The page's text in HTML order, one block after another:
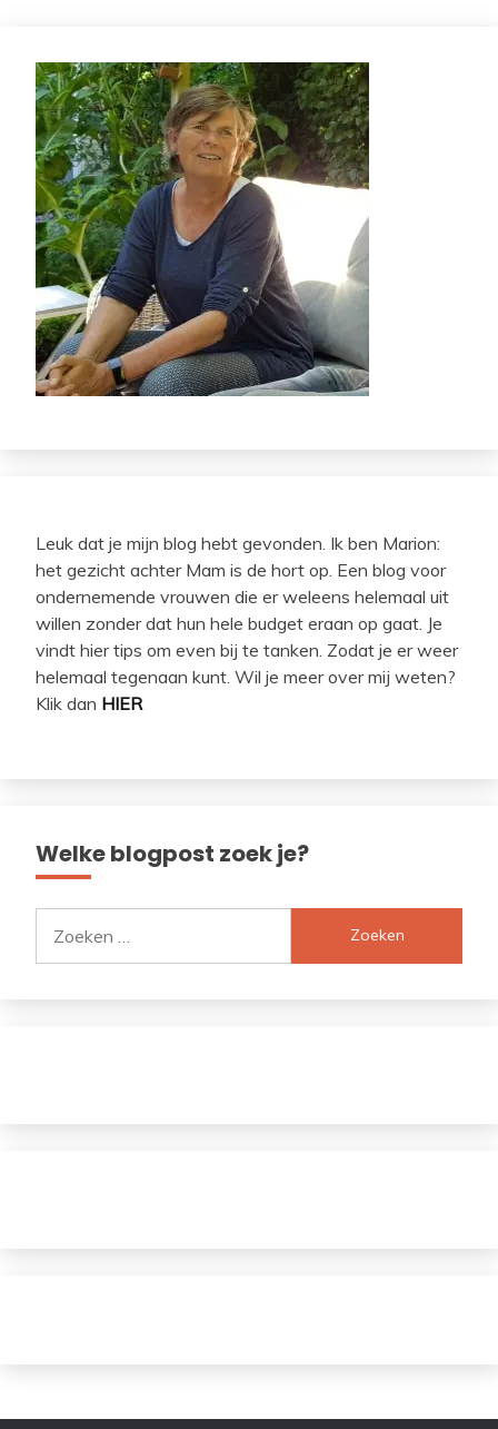
Leuk dat je mijn blog hebt gevonden. Ik ben Marion:
het gezicht achter Mam is de hort op. Een blog voor
ondernemende vrouwen die er weleens helemaal uit
willen zonder dat hun hele budget eraan op gaat. Je
vindt hier tips om even bij te tanken. Zodat je er weer
helemaal tegenaan kunt. Wil je meer over mij weten?
Klik dan HIER
Welke blogpost zoek je?
naar: